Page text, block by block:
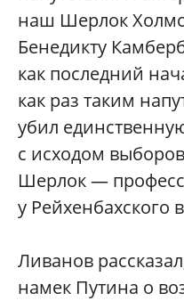
наш Шерлок
Бенедикту
как последний
как раз таким
убил
с исходом
Шерлок —
у Рейхенбахского
Ливанов
намек Путина о